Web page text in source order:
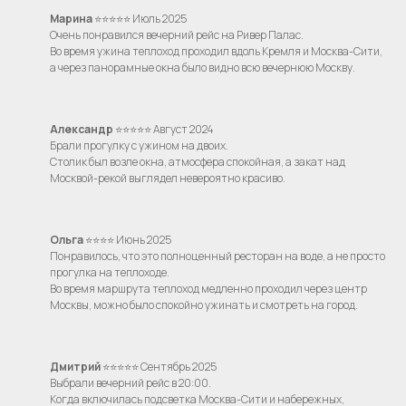
Марина⭐⭐⭐⭐⭐ Июль 2025
Очень понравился вечерний рейс на Ривер Палас.
Во время ужина теплоход проходил вдоль Кремля и Москва-Сити,
а через панорамные окна было видно всю вечернюю Москву.
Александр ⭐⭐⭐⭐⭐ Август 2024
Брали прогулку с ужином на двоих.
Столик был возле окна, атмосфера спокойная, а закат над
Москвой-рекой выглядел невероятно красиво.
Ольга⭐⭐⭐⭐ Июнь 2025
Понравилось, что это полноценный ресторан на воде, а не просто
прогулка на теплоходе.
Во время маршрута теплоход медленно проходил через центр
Москвы, можно было спокойно ужинать и смотреть на город.
Дмитрий⭐⭐⭐⭐⭐ Сентябрь 2025
Выбрали вечерний рейс в 20:00.
Когда включилась подсветка Москва-Сити и набережных,
+7
персональных данных на условиях
Согласияи подтверждаю, что
ознакомлен(а) сПолитикой обработки
персональных данных.